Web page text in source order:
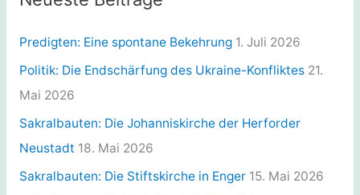
r
i
e
n
Predigten: Eine spontane Bekehrung 1. Juli 2026
Politik: Die Endschärfung des Ukraine-Konfliktes 21.
Mai 2026
Sakralbauten: Die Johanniskirche der Herforder
Neustadt 18. Mai 2026
Sakralbauten: Die Stiftskirche in Enger 15. Mai 2026